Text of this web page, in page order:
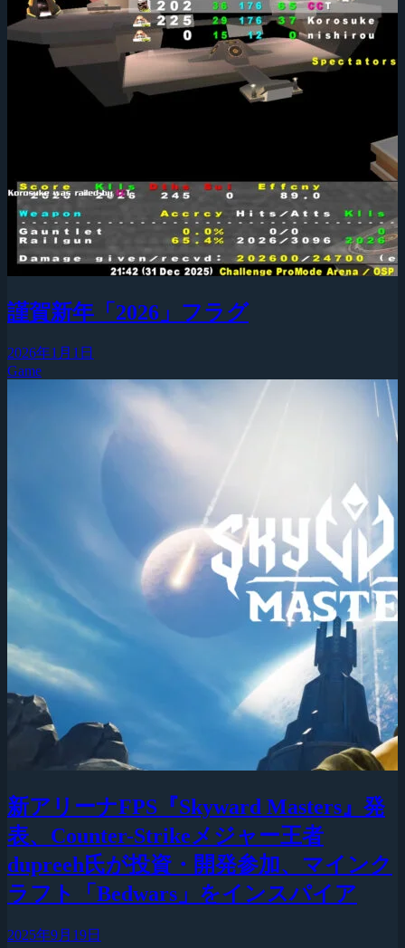
謹賀新年「2026」フラグ
2026年1月1日
Game
新アリーナFPS『Skyward Masters』発
表、Counter-Strikeメジャー王者
dupreeh氏が投資・開発参加、マインク
ラフト「Bedwars」をインスパイア
2025年9月19日